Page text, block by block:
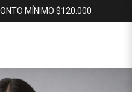
MÍNIMO $120.000